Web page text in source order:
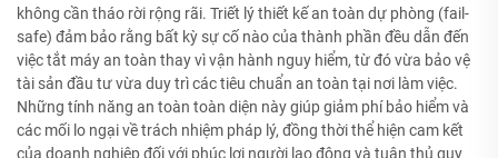
không cần tháo rời rộng rãi. Triết lý thiết kế an toàn dự phòng (fail-
safe) đảm bảo rằng bất kỳ sự cố nào của thành phần đều dẫn đến
việc tắt máy an toàn thay vì vận hành nguy hiểm, từ đó vừa bảo vệ
tài sản đầu tư vừa duy trì các tiêu chuẩn an toàn tại nơi làm việc.
Những tính năng an toàn toàn diện này giúp giảm phí bảo hiểm và
các mối lo ngại về trách nhiệm pháp lý, đồng thời thể hiện cam kết
của doanh nghiệp đối với phúc lợi người lao động và tuân thủ quy